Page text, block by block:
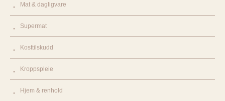
Mat & dagligvare
Supermat
Kosttilskudd
Kroppspleie
Hjem & renhold